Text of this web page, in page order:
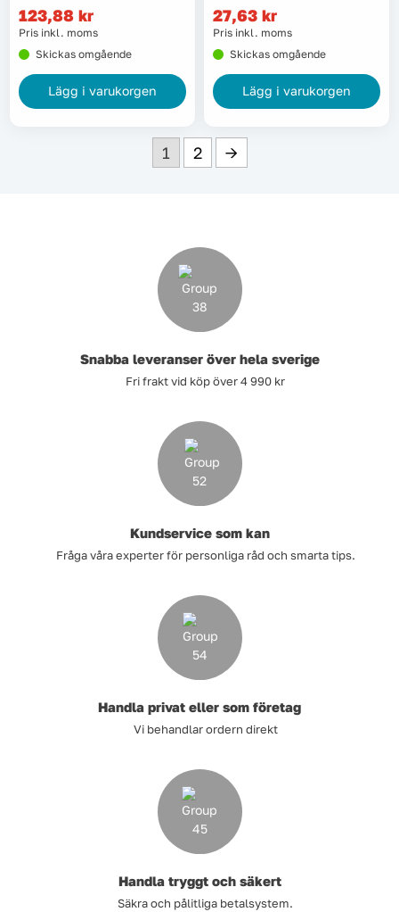
123,88 kr
Pris inkl. moms
Skickas omgående
Lägg i varukorgen
27,63 kr
Pris inkl. moms
Skickas omgående
Lägg i varukorgen
1 2 →
Snabba leveranser över hela sverige
Fri frakt vid köp över 4 990 kr
Kundservice som kan
Fråga våra experter för personliga råd och smarta tips.
Handla privat eller som företag
Vi behandlar ordern direkt
Handla tryggt och säkert
Säkra och pålitliga betalsystem.